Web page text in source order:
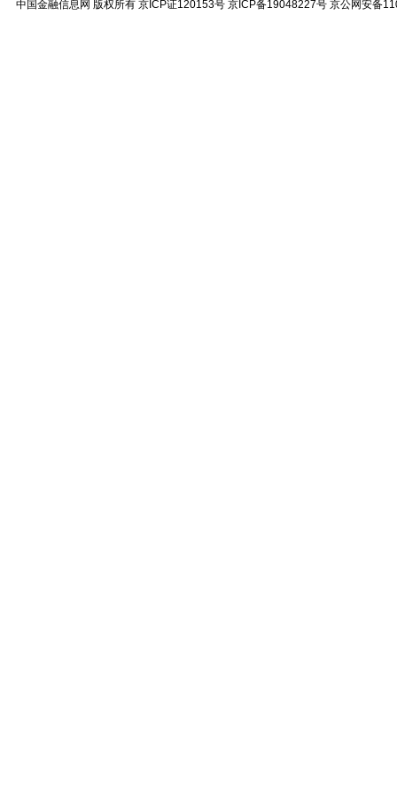
中国金融信息网 版权所有 京ICP证120153号 京ICP备19048227号 京公网安备